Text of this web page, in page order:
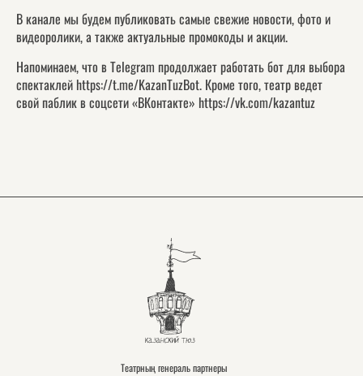
В канале мы будем публиковать самые свежие новости, фото и
видеоролики, а также актуальные промокоды и акции.
Напоминаем, что в Telegram продолжает работать бот для выбора
спектаклей https://t.me/KazanTuzBot. Кроме того, театр ведет
свой паблик в соцсети «ВКонтакте» https://vk.com/kazantuz
Театрның генераль партнеры